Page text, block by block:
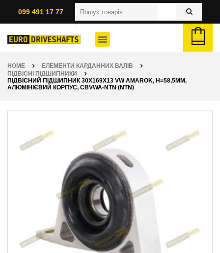
099 491 17 77
HOME
ЕЛЕМЕНТИ КАРДАННИХ ВАЛІВ
ПІДВІСНІ ПІДШИПНИКИ
ПІДВІСНИЙ ПІДШИПНИК 30X169X13 VW AMAROK, H=58,5ММ,
АЛЮМІНІЄВИЙ КОРПУС, CBVWA-NTN (NTN)